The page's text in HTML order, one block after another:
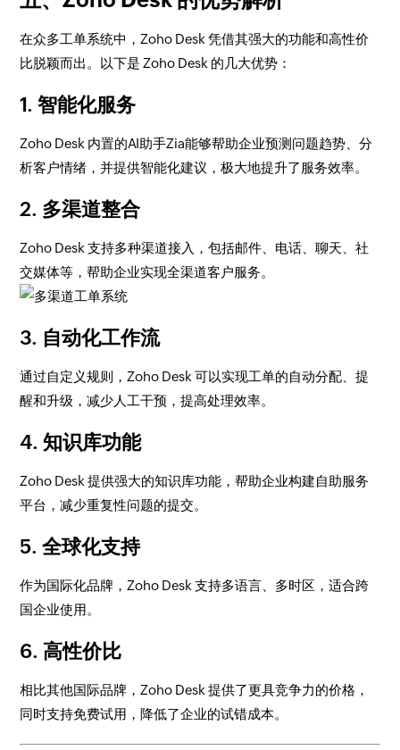
在众多工单系统中，Zoho Desk 凭借其强大的功能和高性价
比脱颖而出。以下是 Zoho Desk 的几大优势：
1.智能化服务
Zoho Desk 内置的AI助手Zia能够帮助企业预测问题趋势、分
析客户情绪，并提供智能化建议，极大地提升了服务效率。
2. 多渠道整合
Zoho Desk 支持多种渠道接入，包括邮件、电话、聊天、社
交媒体等，帮助企业实现全渠道客户服务。
3. 自动化工作流
通过自定义规则，Zoho Desk 可以实现工单的自动分配、提
醒和升级，减少人工干预，提高处理效率。
4.知识库功能
Zoho Desk 提供强大的知识库功能，帮助企业构建自助服务
平台，减少重复性问题的提交。
5.全球化支持
作为国际化品牌，Zoho Desk 支持多语言、多时区，适合跨
国企业使用。
6. 高性价比
相比其他国际品牌，Zoho Desk 提供了更具竞争力的价格，
同时支持免费试用，降低了企业的试错成本。